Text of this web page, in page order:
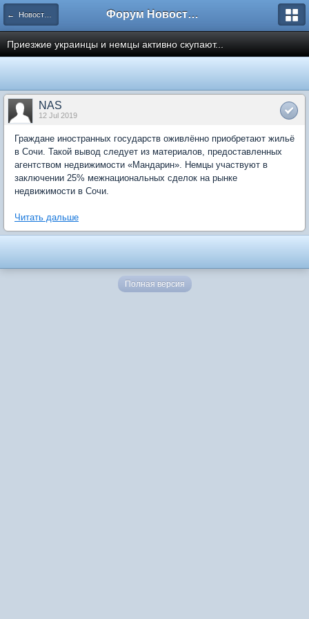
← Новости рынка недвижимости Форум Новостройки
Приезжие украинцы и немцы активно скупают...
NAS
12 Jul 2019
Граждане иностранных государств оживлённо приобретают жильё
в Сочи. Такой вывод следует из материалов, предоставленных
агентством недвижимости «Мандарин». Немцы участвуют в
заключении 25% межнациональных сделок на рынке
недвижимости в Сочи.
Читать дальше
Полная версия